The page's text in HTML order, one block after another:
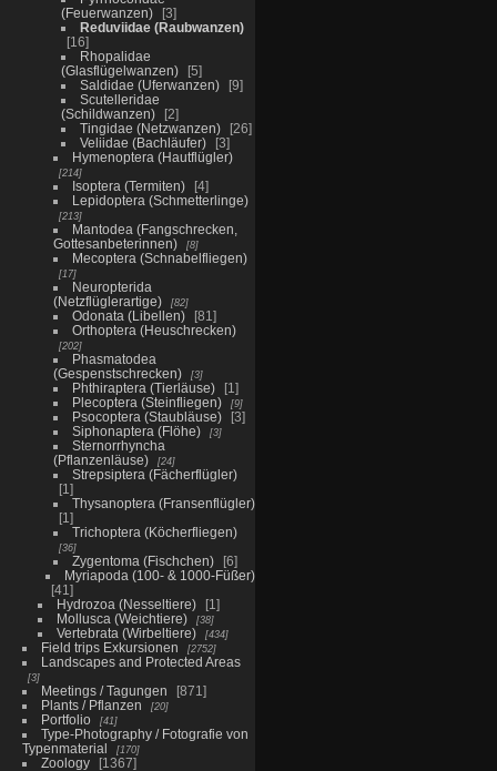
(Feuerwanzen)
3
Reduviidae (Raubwanzen)
16
Rhopalidae
(Glasflügelwanzen)
5
Saldidae (Uferwanzen)
9
Scutelleridae
(Schildwanzen)
2
Tingidae (Netzwanzen)
26
Veliidae (Bachläufer)
3
Hymenoptera (Hautflügler)
214
Isoptera (Termiten)
4
Lepidoptera (Schmetterlinge)
213
Mantodea (Fangschrecken,
Gottesanbeterinnen)
8
Mecoptera (Schnabelfliegen)
17
Neuropterida
(Netzflüglerartige)
82
Odonata (Libellen)
81
Orthoptera (Heuschrecken)
202
Phasmatodea
(Gespenstschrecken)
3
Phthiraptera (Tierläuse)
1
Plecoptera (Steinfliegen)
9
Psocoptera (Staubläuse)
3
Siphonaptera (Flöhe)
3
Sternorrhyncha
(Pflanzenläuse)
24
Strepsiptera (Fächerflügler)
1
Thysanoptera (Fransenflügler)
1
Trichoptera (Köcherfliegen)
36
Zygentoma (Fischchen)
6
Myriapoda (100- & 1000-Füßer)
41
Hydrozoa (Nesseltiere)
1
Mollusca (Weichtiere)
38
Vertebrata (Wirbeltiere) 434
Field trips Exkursionen 2752
Landscapes and Protected Areas
3
Meetings / Tagungen
871
Plants / Pflanzen
20
Portfolio 41
Type-Photography / Fotografie von
Typenmaterial
170
Zoology
1367